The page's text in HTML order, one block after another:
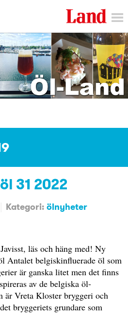
31 2022
Kategori: ölnyheter
läs och häng med! Ny
Antalet belgiskinfluerade öl som
är ganska litet men det finns
av de belgiska öl-
är Vreta Kloster bryggeri och
bryggeriets grundare som